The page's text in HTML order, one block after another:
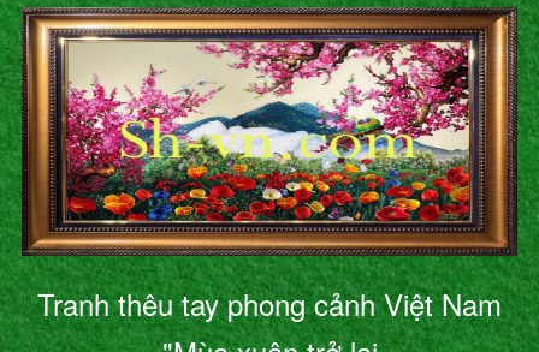
Tranh thêu tay phong cảnh Việt Nam